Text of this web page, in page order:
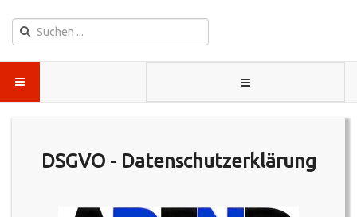
DSGVO - Datenschutzerklärung